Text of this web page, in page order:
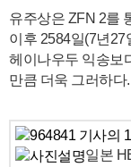
유주상은 ZFN 2를
이후 2584일(7년27
헤이나우두 익송보
만큼 더욱 그러하다.
일본